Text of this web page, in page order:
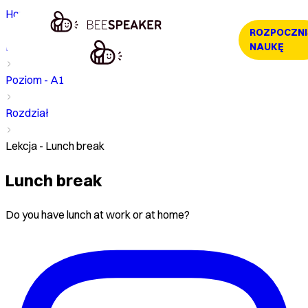
NAUKĘ
Home
Kurs
Poziom - A1
Rozdział
Lekcja - Lunch break
Lunch break
Do you have lunch at work or at home?